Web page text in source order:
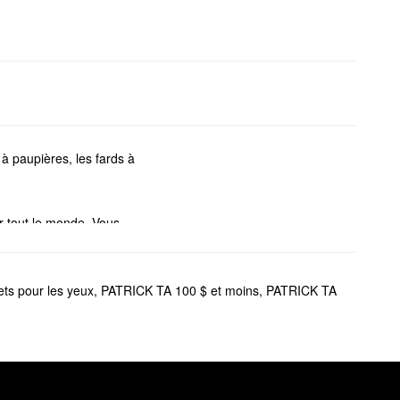
paupières, les fards à
tout le monde. Vous
pour les yeux, PATRICK TA 100 $ et moins, PATRICK TA